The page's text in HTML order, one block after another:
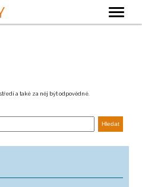
JÍDELNA
a také za něj být odpovědné.